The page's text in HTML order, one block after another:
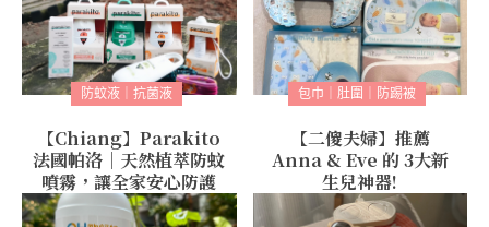
防蚊液｜抗菌液
【Chiang】Parakito
法國帕洛｜天然植萃防蚊
噴霧，讓全家安心防護
包巾｜肚圍｜防踢被
【二傻夫婦】推薦
Anna & Eve 的 3大新
生兒神器!